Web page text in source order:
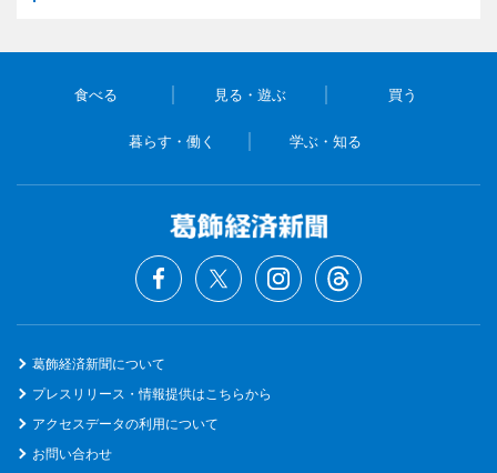
食べる 見る・遊ぶ 買う
暮らす・働く 学ぶ・知る
葛飾経済新聞について
プレスリリース・情報提供はこちらから
アクセスデータの利用について
お問い合わせ